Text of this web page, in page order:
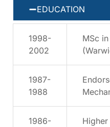
EDUCATION
1998-
2002
MSc
1987-
1988
1986-